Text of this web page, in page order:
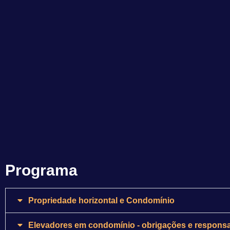
Programa
Propriedade horizontal e Condomínio
Elevadores em condomínio - obrigações e